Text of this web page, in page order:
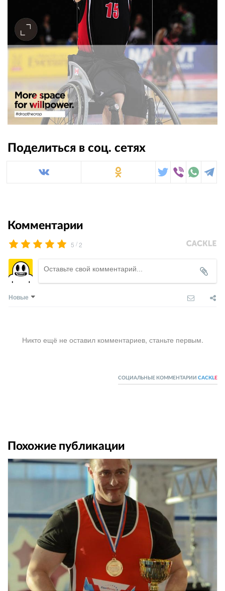
Поделиться в соц. сетях
Комментарии
5 /2
Новые
Никто ещё не оставил комментариев, станьте первым.
СОЦИАЛЬНЫЕ КОММЕНТАРИИ CACKL E
Похожие публикации